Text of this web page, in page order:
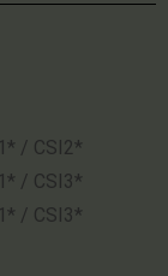
/ CSI2*
/ CSI3*
/ CSI3*